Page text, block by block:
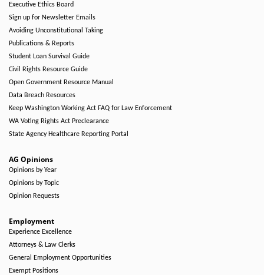
Executive Ethics Board
Sign up for Newsletter Emails
Avoiding Unconstitutional Taking
Publications & Reports
Student Loan Survival Guide
Civil Rights Resource Guide
Open Government Resource Manual
Data Breach Resources
Keep Washington Working Act FAQ for Law Enforcement
WA Voting Rights Act Preclearance
State Agency Healthcare Reporting Portal
AG Opinions
Opinions by Year
Opinions by Topic
Opinion Requests
Employment
Experience Excellence
Attorneys & Law Clerks
General Employment Opportunities
Exempt Positions